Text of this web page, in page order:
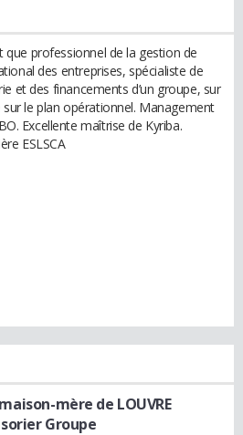
que professionnel de la gestion de
des entreprises, spécialiste de
et des financements d’un groupe, sur
le plan opérationnel. Management
Excellente maîtrise de Kyriba.
ESLSCA
mère de LOUVRE
Groupe